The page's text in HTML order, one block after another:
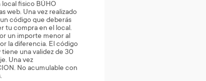
fisico BÚHO
web. Una vez realizado
código que deberás
tu compra en el local.
un importe menor al
la diferencia. El código
tiene una validez de 30
Una vez
No acumulable con